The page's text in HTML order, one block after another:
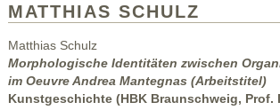
MATTHIAS SCHULZ
Matthias Schulz
Morphologische Identitäten zwischen
im Oeuvre Andrea Mantegnas (Arbeitstitel)
Kunstgeschichte (HBK Braunschweig, Prof.